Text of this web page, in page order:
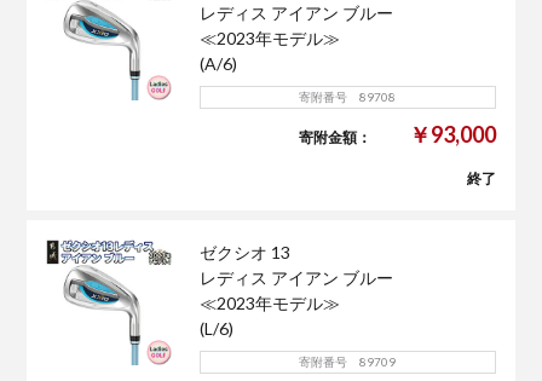
レディス アイアン ブルー
≪2023年モデル≫
(A/6)
寄附番号 89708
寄附金額： ￥93,000
終了
ゼクシオ 13
レディス アイアン ブルー
≪2023年モデル≫
(L/6)
寄附番号 89709